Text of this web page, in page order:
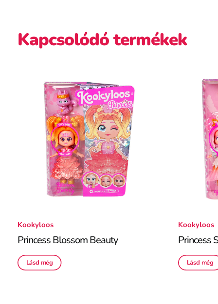
Kapcsolódó termékek
Kookyloos
Princess Blossom Beauty
Lásd még
Kookyloos
Princess
Lásd még